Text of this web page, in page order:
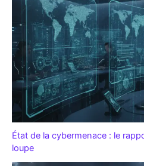
État de la cybermenace : le
loupe